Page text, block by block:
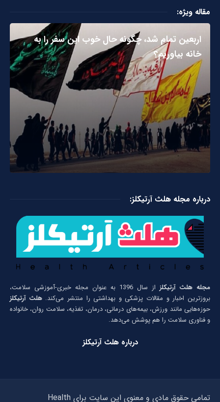
مقاله ویژه:
اربعین تمام شد، چگونه حال خوب این سفر را به
خانه بیاوریم؟
درباره مجله هلث آرتیکلز:
مجله هلث آرتیکلز
از سال 1396 به عنوان مجله خبری-آموزشی سلامت،
بروزترین اخبار و مقالات پزشکی و بهداشتی را منتشر می‌کند.هلث آرتیکلز
حوزه‌هایی مانند ورزش، بیمه‌های درمانی، درمان، تغذیه، سلامت روان، خانواده
و فناوری سلامت را هم پوشش می‌دهد.
درباره هلث آرتیکلز
تمامی حقوق مادی و معنوی این سایت برای Health